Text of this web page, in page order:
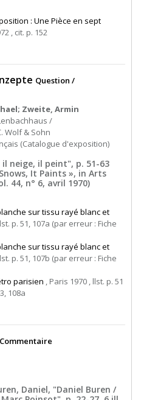
: Une Pièce en sept
, cit. p. 152
Question /
Zweite, Armin
/
Wolf & Sohn
(Catalogue d'exposition)
neige, il peint", p. 51-63
It Paints », in Arts
44, n° 6, avril 1970)
sur tissu rayé blanc et
p. 51, 107a (par erreur : Fiche
sur tissu rayé blanc et
p. 51, 107b (par erreur : Fiche
parisien , Paris 1970 , llst. p. 51
108a
Daniel, "Daniel Buren /